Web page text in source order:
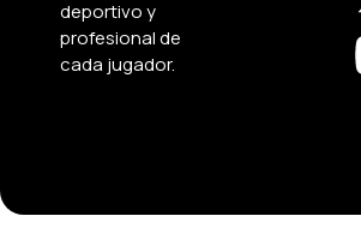
deportivo y
profesional de
cada jugador.